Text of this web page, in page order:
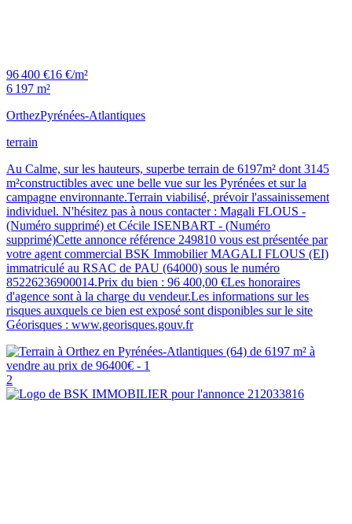
96 400 €16 €/m²
6 197 m²
OrthezPyrénées-Atlantiques
terrain
Au Calme, sur les hauteurs, superbe terrain de 6197m² dont 3145
m²constructibles avec une belle vue sur les Pyrénées et sur la
campagne environnante.Terrain viabilisé, prévoir l'assainissement
individuel. N'hésitez pas à nous contacter : Magali FLOUS -
(Numéro supprimé) et Cécile ISENBART - (Numéro
supprimé)Cette annonce référence 249810 vous est présentée par
votre agent commercial BSK Immobilier MAGALI FLOUS (EI)
immatriculé au RSAC de PAU (64000) sous le numéro
85226236900014.Prix du bien : 96 400,00 €Les honoraires
d'agence sont à la charge du vendeur.Les informations sur les
risques auxquels ce bien est exposé sont disponibles sur le site
Géorisques : www.georisques.gouv.fr
2